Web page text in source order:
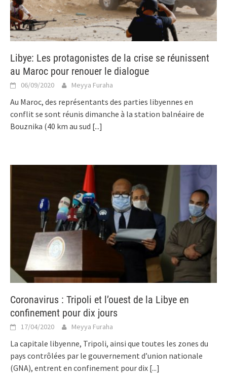
Libye: Les protagonistes de la crise se réunissent
au Maroc pour renouer le dialogue
06/09/2020 Meyya Furaha
Au Maroc, des représentants des parties libyennes en
conflit se sont réunis dimanche à la station balnéaire de
Bouznika (40 km au sud [...]
Coronavirus : Tripoli et l’ouest de la Libye en
confinement pour dix jours
17/04/2020 Meyya Furaha
La capitale libyenne, Tripoli, ainsi que toutes les zones du
pays contrôlées par le gouvernement d’union nationale
(GNA), entrent en confinement pour dix [...]